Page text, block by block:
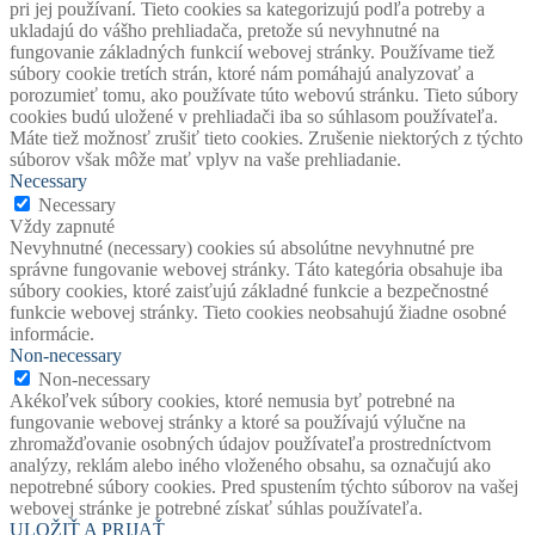
pri jej používaní. Tieto cookies sa kategorizujú podľa potreby a
ukladajú do vášho prehliadača, pretože sú nevyhnutné na
fungovanie základných funkcií webovej stránky. Používame tiež
súbory cookie tretích strán, ktoré nám pomáhajú analyzovať a
porozumieť tomu, ako používate túto webovú stránku. Tieto súbory
cookies budú uložené v prehliadači iba so súhlasom používateľa.
Máte tiež možnosť zrušiť tieto cookies. Zrušenie niektorých z týchto
súborov však môže mať vplyv na vaše prehliadanie.
Necessary
Necessary
Vždy zapnuté
Nevyhnutné (necessary) cookies sú absolútne nevyhnutné pre
správne fungovanie webovej stránky. Táto kategória obsahuje iba
súbory cookies, ktoré zaisťujú základné funkcie a bezpečnostné
funkcie webovej stránky. Tieto cookies neobsahujú žiadne osobné
informácie.
Non-necessary
Non-necessary
Akékoľvek súbory cookies, ktoré nemusia byť potrebné na
fungovanie webovej stránky a ktoré sa používajú výlučne na
zhromažďovanie osobných údajov používateľa prostredníctvom
analýzy, reklám alebo iného vloženého obsahu, sa označujú ako
nepotrebné súbory cookies. Pred spustením týchto súborov na vašej
webovej stránke je potrebné získať súhlas používateľa.
ULOŽIŤ A PRIJAŤ